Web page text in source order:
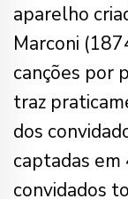
aparelho
Marconi
canções por
traz
dos
captadas em
convidados